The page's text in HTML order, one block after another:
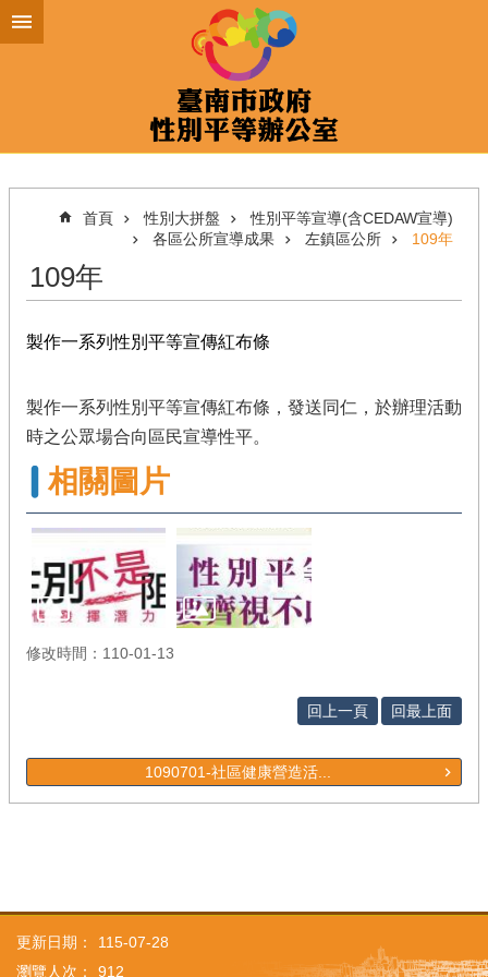
跳到主要內容區塊
首頁 性別大拼盤
性別平等宣導(含CEDAW宣導)
各區公所宣導成果
左鎮區公所 109年
109年
製作一系列性別平等宣傳紅布條
製作一系列性別平等宣傳紅布條，發送同仁，於辦理活動
時之公眾場合向區民宣導性平。
相關圖片
修改時間：110-01-13
回上一頁 回最上面
1090701-社區健康營造活...
更新日期：
115-07-28
瀏覽人次：
912